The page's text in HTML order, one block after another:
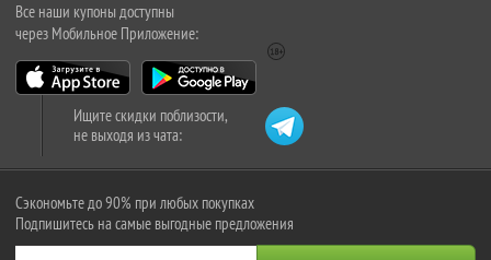
Все наши купоны доступны
через Мобильное Приложение:
Ищите скидки поблизости,
не выходя из чата:
Сэкономьте до 90% при любых покупках
Подпишитесь на самые выгодные предложения